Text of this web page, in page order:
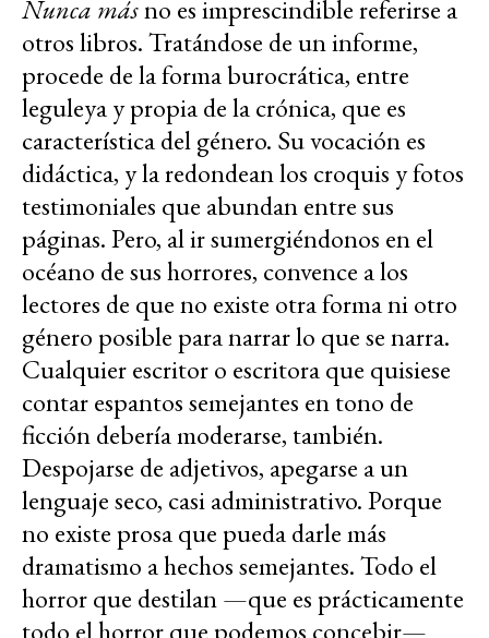
Nunca másno es imprescindible referirse a
otros libros. Tratándose de un informe,
procede de la forma burocrática, entre
leguleya y propia de la crónica, que es
característica del género. Su vocación es
didáctica, y la redondean los croquis y fotos
testimoniales que abundan entre sus
páginas. Pero, al ir sumergiéndonos en el
océano de sus horrores, convence a los
lectores de que no existe otra forma ni otro
género posible para narrar lo que se narra.
Cualquier escritor o escritora que quisiese
contar espantos semejantes en tono de
ficción debería moderarse, también.
Despojarse de adjetivos, apegarse a un
lenguaje seco, casi administrativo. Porque
no existe prosa que pueda darle más
dramatismo a hechos semejantes. Todo el
horror que destilan —que es prácticamente
todo el horror que podemos concebir—